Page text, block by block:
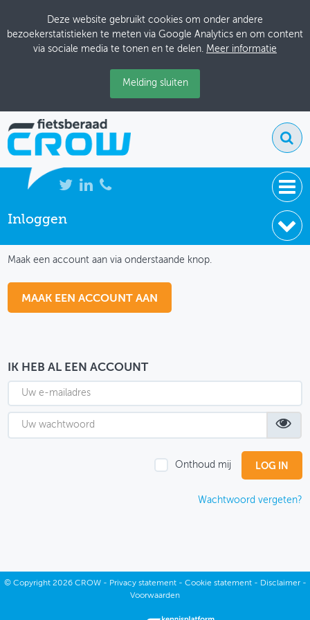
Deze website gebruikt cookies om onder andere
bezoekerstatistieken te meten via Google Analytics en om content
via sociale media te tonen en te delen. Meer informatie
Melding sluiten
NIEUWS
THEMASITES
MIJN PROFIEL
GEBRUIKER
Inloggen
Maak een account aan via onderstaande knop.
MAAK EEN ACCOUNT AAN
IK HEB AL EEN ACCOUNT
Onthoud mij
Wachtwoord vergeten?
© Copyright2026 CROW - Privacy statement- Cookie statement- Disclaimer-
Voorwaarden